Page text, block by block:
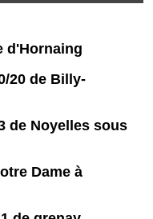
d'Hornaing
20 de Billy-
de Noyelles sous
Dame à